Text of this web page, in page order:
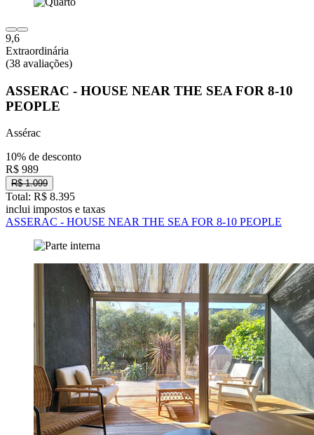
9,6
Extraordinária
(38 avaliações)
ASSERAC - HOUSE NEAR THE SEA FOR 8-10
PEOPLE
Assérac
10% de desconto
R$ 989
R$ 1.099
Total: R$ 8.395
inclui impostos e taxas
ASSERAC - HOUSE NEAR THE SEA FOR 8-10 PEOPLE